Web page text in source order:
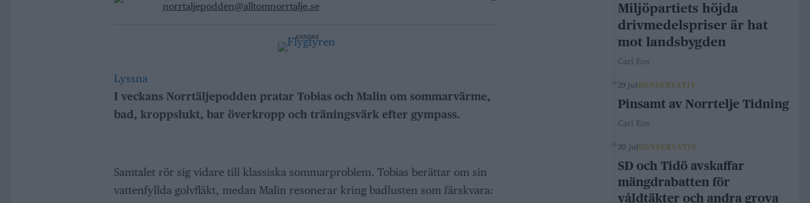
norrtaljepodden@alltomnorrtalje.se
ANNONS
Lyssna
I veckans Norrtäljepodden pratar Tobias och Malin om sommarvärme,
bad, kroppslukt, bar överkropp och träningsvärk efter gympass.
Samtalet rör sig vidare till klassiska sommarproblem. Tobias berättar om sin
vattenfyllda golvfläkt, medan Malin resonerar kring badlusten som färskvara:
Miljöpartiets höjda
drivmedelspriser är hat
mot landsbygden
Carl Eos
29 jul KONSERVATIV
Pinsamt av Norrtelje Tidning
Carl Eos
20 jul KONSERVATIV
SD och Tidö avskaffar
mängdrabatten för
våldtäkter och andra grova